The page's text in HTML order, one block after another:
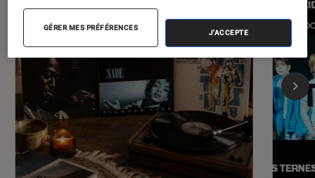
GÉRER MES PRÉFÉRENCES
J'ACCEPTE